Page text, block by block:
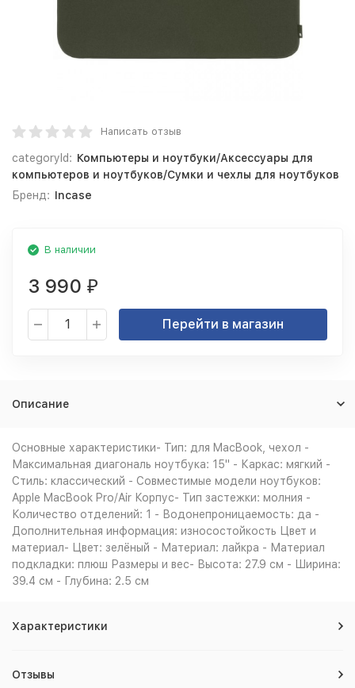
Написать отзыв
categoryId: Компьютеры и ноутбуки/Аксессуары для
компьютеров и ноутбуков/Сумки и чехлы для ноутбуков
Бренд: Incase
В наличии
3 990 ₽
Перейти в магазин
Описание
Основные характеристики- Тип: для MacBook, чехол -
Максимальная диагональ ноутбука: 15" - Каркас: мягкий -
Стиль: классический - Совместимые модели ноутбуков:
Apple MacBook Pro/Air Корпус- Тип застежки: молния -
Количество отделений: 1 - Водонепроницаемость: да -
Дополнительная информация: износостойкость Цвет и
материал- Цвет: зелёный - Материал: лайкра - Материал
подкладки: плюш Размеры и вес- Высота: 27.9 см - Ширина:
39.4 см - Глубина: 2.5 см
Характеристики
Отзывы